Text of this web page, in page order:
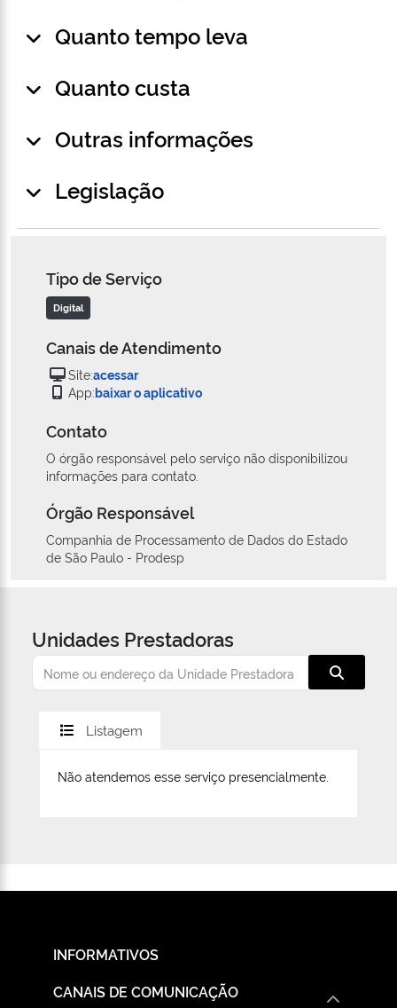
Quanto tempo leva
Quanto custa
Outras informações
Legislação
Tipo de Serviço
Digital
Canais de Atendimento
Site:acessar
App:baixar o aplicativo
Contato
O órgão responsável pelo serviço não disponibilizou
informações para contato.
Órgão Responsável
Companhia de Processamento de Dados do Estado
de São Paulo - Prodesp
Unidades Prestadoras
Listagem
Não atendemos esse serviço presencialmente.
INFORMATIVOS
CANAIS DE COMUNICAÇÃO